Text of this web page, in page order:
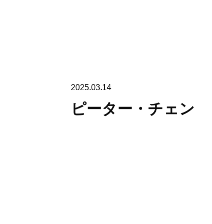
2025.03.14
ピーター・チェン